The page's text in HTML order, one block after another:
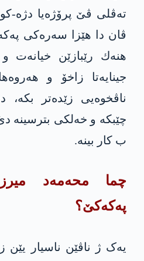
تەڤلی ڤێ پرۆژەیا دژە-
ڤان دا هێزا سەرەکی
هنه‌ك رێبازێن خیانه‌ت
جینایەتا زاخۆ و
ناڤخوەیی زێدەتر بكه‌،
چێبکە و خه‌لكی بترسینە
ب کار بینه‌.
چما محه‌مه‌د
په‌كه‌كێ؟
یەک ژ ناڤێن ناسیار یێن